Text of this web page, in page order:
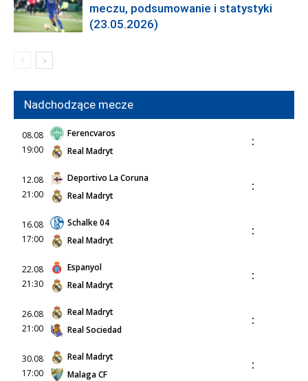
meczu, podsumowanie i statystyki
(23.05.2026)
Nadchodzące mecze
08.08
19:00
Ferencvaros
Real Madryt
:
12.08
21:00
Deportivo La Coruna
Real Madryt
:
16.08
17:00
Schalke 04
Real Madryt
:
22.08
21:30
Espanyol
Real Madryt
:
26.08
21:00
Real Madryt
Real Sociedad
:
30.08
17:00
Real Madryt
Malaga CF
: